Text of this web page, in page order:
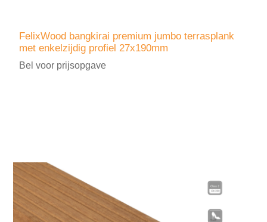
FelixWood bangkirai premium jumbo terrasplank
met enkelzijdig profiel 27x190mm
Bel voor prijsopgave